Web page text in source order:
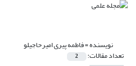
نویسنده =فاطمه پیری امیرحاجیلو
تعداد مقالات: 2